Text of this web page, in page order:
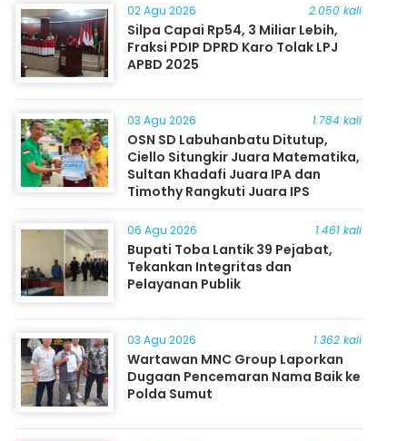
02 Agu 2026 2.050 kali
Silpa Capai Rp54, 3 Miliar Lebih,
Fraksi PDIP DPRD Karo Tolak LPJ
APBD 2025
03 Agu 2026 1.784 kali
OSN SD Labuhanbatu Ditutup,
Ciello Situngkir Juara Matematika,
Sultan Khadafi Juara IPA dan
Timothy Rangkuti Juara IPS
06 Agu 2026 1.461 kali
Bupati Toba Lantik 39 Pejabat,
Tekankan Integritas dan
Pelayanan Publik
03 Agu 2026 1.362 kali
Wartawan MNC Group Laporkan
Dugaan Pencemaran Nama Baik ke
Polda Sumut